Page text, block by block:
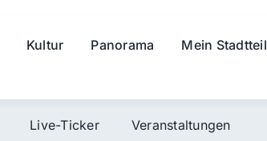
Kultur Panorama
Mein Stadtteil
Live-Ticker Veranstaltungen